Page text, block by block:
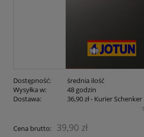
Dostępność:
średnia ilość
Wysyłka w:
48 godzin
Dostawa:
36,90 zł- Kurier Schenker
Cena nie zawiera ewentualnych
Cena brutto: 39,90 zł